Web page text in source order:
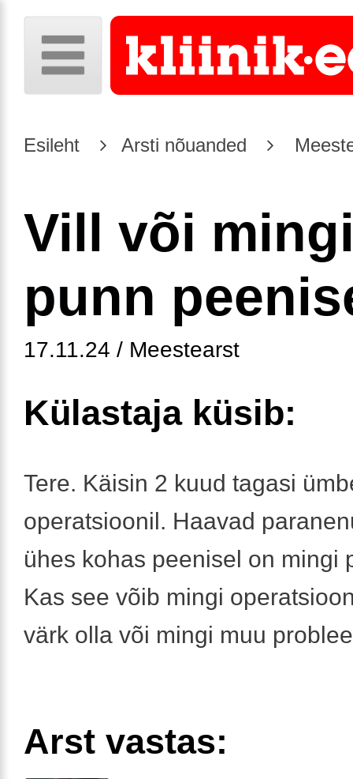
Esileht Arsti nõuanded
Vill või
punn
17.11.24 / Meestearst
Külastaja küsib:
Tere. Käisin 2 kuud tagasi
operatsioonil. Haavad
ühes kohas peenisel on mingi
Kas see võib mingi
värk olla või mingi muu
Arst vastas: